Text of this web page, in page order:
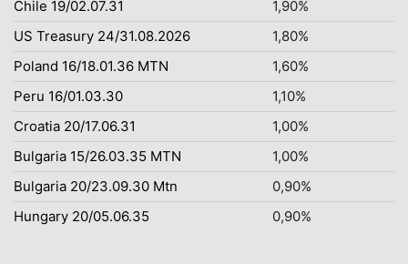
Chile 19/02.07.31
1,90%
US Treasury 24/31.08.2026
1,80%
Poland 16/18.01.36 MTN
1,60%
Peru 16/01.03.30
1,10%
Croatia 20/17.06.31
1,00%
Bulgaria 15/26.03.35 MTN
1,00%
Bulgaria 20/23.09.30 Mtn
0,90%
Hungary 20/05.06.35
0,90%